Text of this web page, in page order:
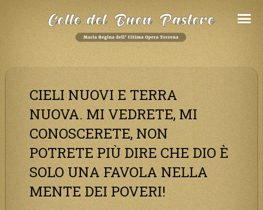
CIELI NUOVI E TERRA
NUOVA. MI VEDRETE, MI
CONOSCERETE, NON
POTRETE PIÙ DIRE CHE DIO È
SOLO UNA FAVOLA NELLA
MENTE DEI POVERI!